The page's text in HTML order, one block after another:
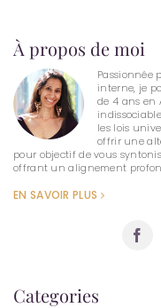
À propos de moi
Passionnée
interne, je
de 4 ans en
les lois
offrir une
pour objectif de vous
offrant un alignement
EN SAVOIR PLUS
Categories